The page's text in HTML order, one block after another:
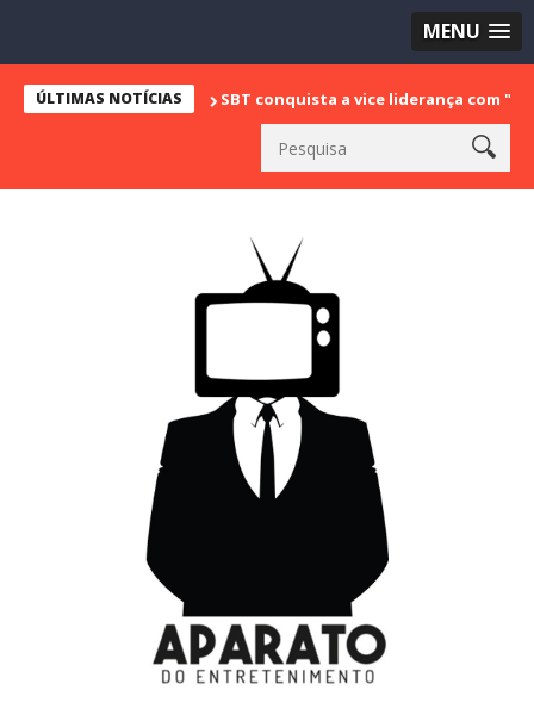
MENU
ÚLTIMAS NOTÍCIASSBT conquista a vice liderança com "Bake Off